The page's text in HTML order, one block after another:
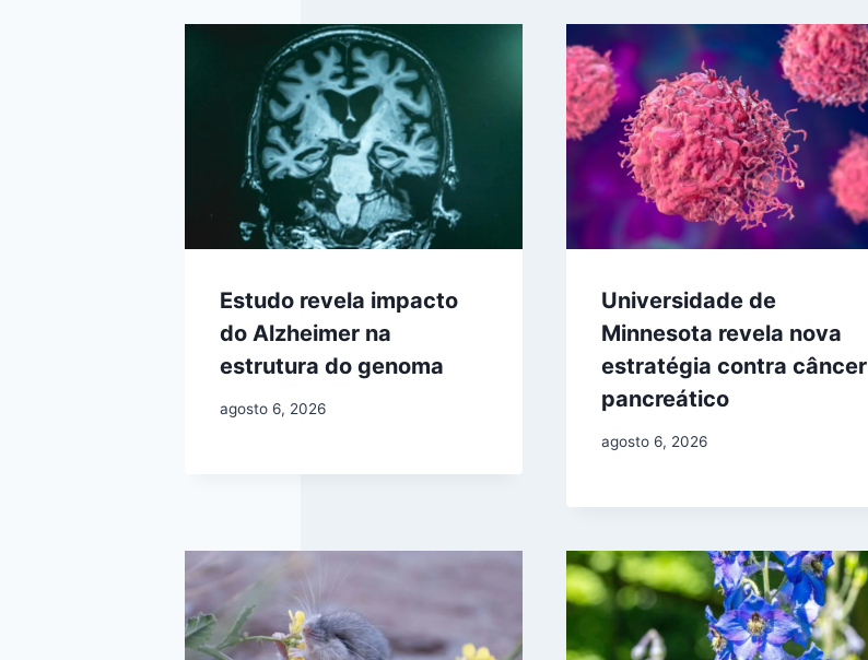
Estudo revela impacto
do Alzheimer na
estrutura do genoma
agosto 6, 2026
Universidade de
Minnesota revela nova
estratégia contra câncer
pancreático
agosto 6, 2026